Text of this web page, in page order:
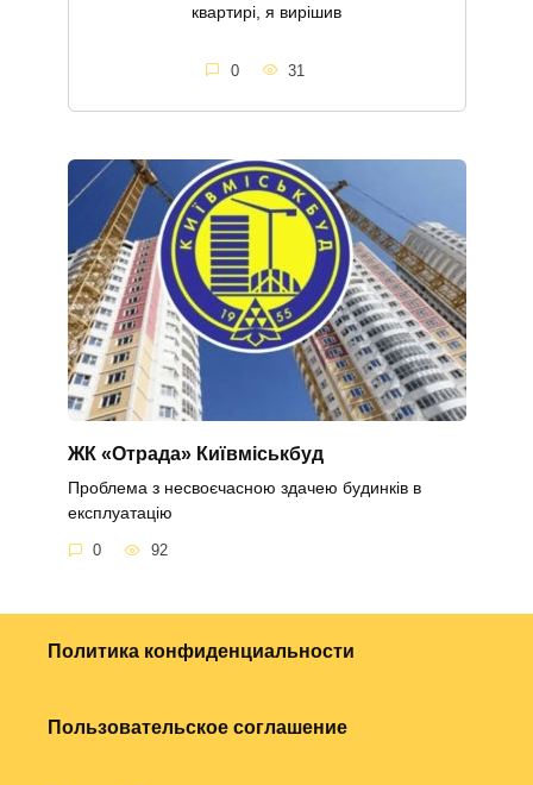
квартирі, я вирішив
0 31
ЖК «Отрада» Київміськбуд
Проблема з несвоєчасною здачею будинків в
експлуатацію
0 92
Политика конфиденциальности
Пользовательское соглашение